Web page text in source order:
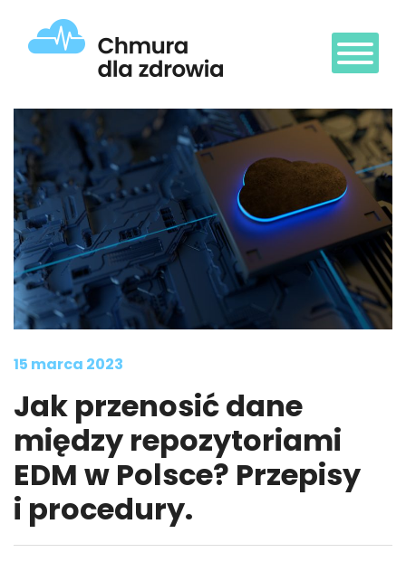
treści
15 marca 2023
Jak przenosić dane
między repozytoriami
EDM w Polsce? Przepisy
i procedury.